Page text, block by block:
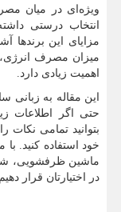
ویژه‌ای در میان
انتخاب درستی
مزایای این برندها
میزان مصرف
اهمیت زیادی دارد.
این مقاله به
حتی اگر اطلاعات
بتوانید تمامی نکات
خود استفاده کنید. با
ماشین ظرفشویی،
در اختیارتان قرار